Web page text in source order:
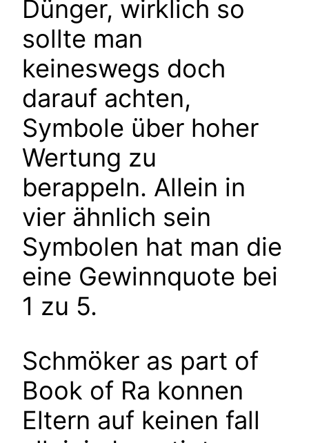
Dünger, wirklich so
sollte man
keineswegs doch
darauf achten,
Symbole über hoher
Wertung zu
berappeln. Allein in
vier ähnlich sein
Symbolen hat man die
eine Gewinnquote bei
1 zu 5.
Schmöker as part of
Book of Ra konnen
Eltern auf keinen fall